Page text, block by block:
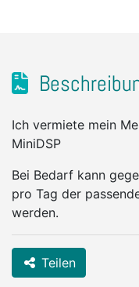
Ich vermiete mein
MiniDSP
Bei Bedarf kann
pro Tag der
werden.
Teilen